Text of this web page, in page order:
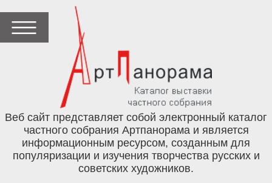
Веб сайт представляет собой электронный каталог
частного собрания Артпанорама и является
информационным ресурсом, созданным для
популяризации и изучения творчества русских и
советских художников.